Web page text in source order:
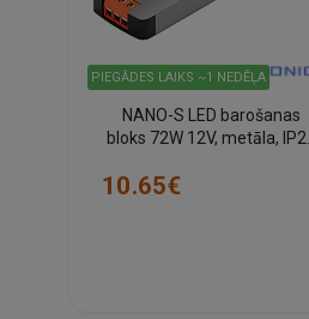
PIEGĀDES LAIKS ~1 NEDĒĻA
NANO-S LED barošanas
bloks 72W 12V, metāla, IP20
10.65€